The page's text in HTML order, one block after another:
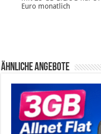
Euro monatlich
Ähnliche Angebote